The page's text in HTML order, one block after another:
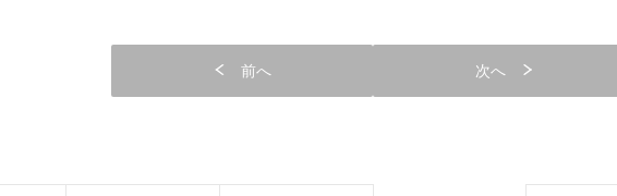
前へ 次へ